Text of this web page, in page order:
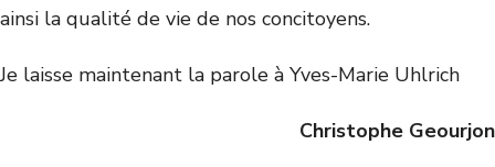
ainsi la qualité de vie de nos concitoyens.
Je laisse maintenant la parole à Yves-Marie Uhlrich
Christophe Geourjon